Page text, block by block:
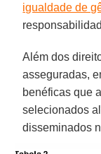
igualdade de
Além dos
asseguradas,
benéficas que
selecionados
disseminados